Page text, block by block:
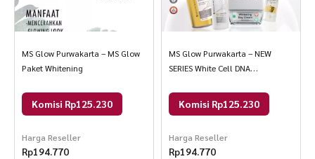
MS Glow Purwakarta – MS Glow
Paket Whitening
Komisi Rp125.230
Harga Reseller
Rp194.770
MS Glow Purwakarta – NEW
SERIES White Cell DNA
Komisi Rp125.230
Harga Reseller
Rp194.770